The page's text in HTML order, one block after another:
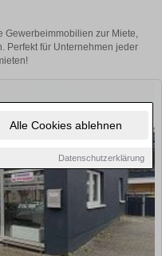
Alle Cookies ablehnen
Datenschutzerklärung
Gewerbeimmobilien zur Miete,
Perfekt für Unternehmen jeder